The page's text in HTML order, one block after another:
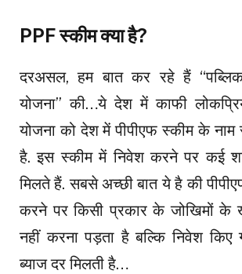
PPF स्कीम क्या है?
दरअसल, हम बात कर रहे हैं
योजना” की…ये देश में काफी
योजना को देश में पीपीएफ स्कीम के नाम
है. इस स्कीम में निवेश करने पर कई
मिलते हैं. सबसे अच्छी बात ये है की
करने पर किसी प्रकार के जोखिमों के
नहीं करना पड़ता है बल्कि निवेश
ब्याज दर मिलती है…